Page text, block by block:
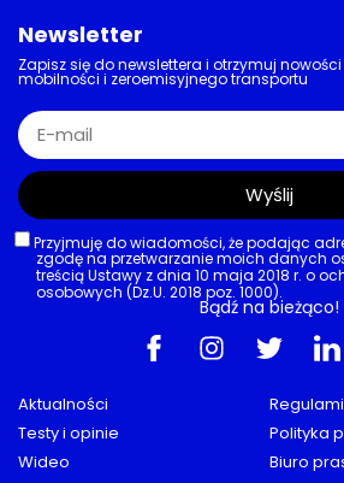
Aktualności
Testy i opinie
Wideo
Polityka
Biuro
Newsletter
Zapisz się do newslettera i otrzymuj nowości
mobilności i zeroemisyjnego transportu
Przyjmuję do wiadomości, że podając
zgodę na przetwarzanie moich danych
treścią Ustawy z dnia 10 maja 2018 r. o
osobowych (Dz.U. 2018 poz. 1000).
Wyślij
Bądź na bieżąco!